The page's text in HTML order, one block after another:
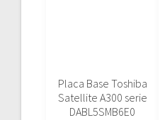
Placa Base Toshiba
Satellite A300 serie
DABL5SMB6E0